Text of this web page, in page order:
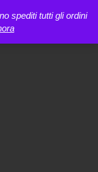
spediti tutti gli ordini